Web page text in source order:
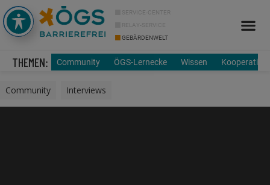
SERVICE-CENTER
RELAY-SERVICE
GEBÄRDENWELT
THEMEN: Community ÖGS-Lernecke Wissen
Community Interviews